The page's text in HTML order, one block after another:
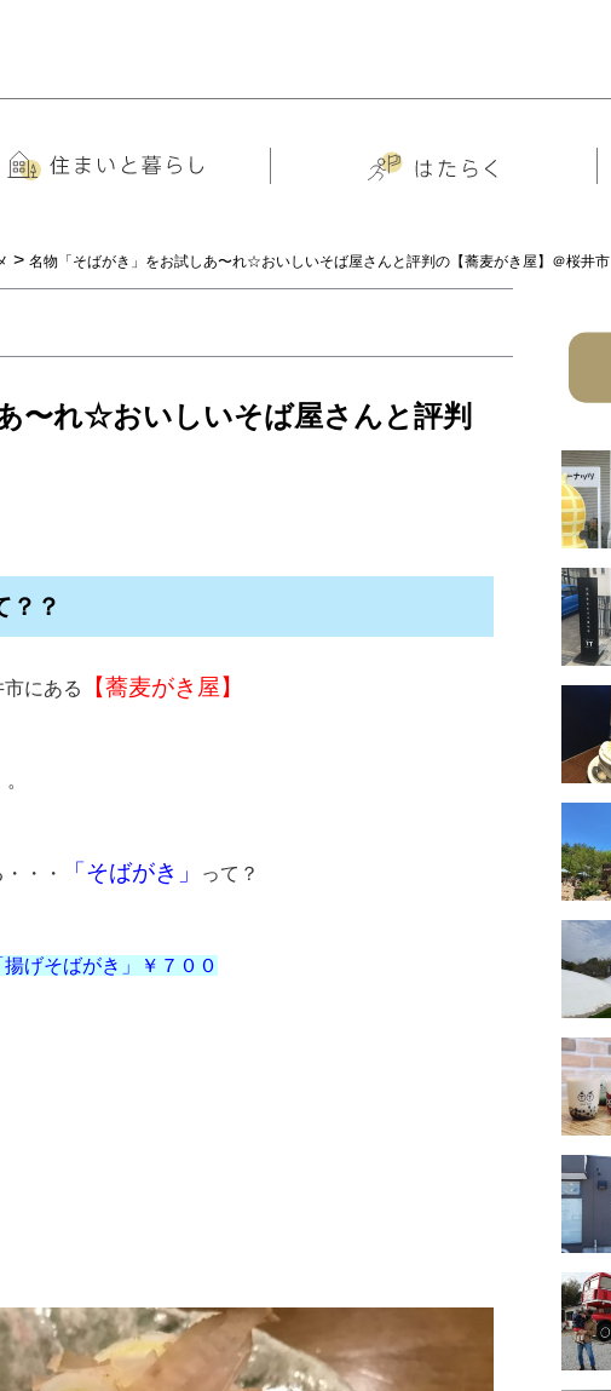
> 名物「そばがき」をお試しあ〜れ☆おいしいそば屋さんと評判の【蕎麦がき屋】＠桜井市
〜れ☆おいしいそば屋さんと評判
？？
にある 【蕎麦がき屋】
・・ 「そばがき」 って？
揚げそばがき」￥７００